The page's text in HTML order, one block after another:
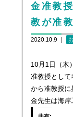
金准教
教が准
2020.10.9 ｜
10月1日（木
准教授とし
から准教授に
金先生は海岸